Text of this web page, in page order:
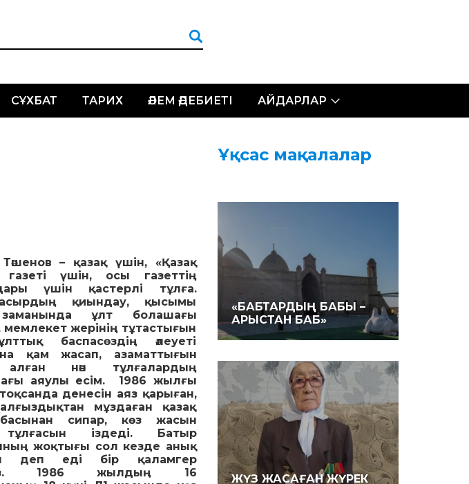
СҰХБАТ ТАРИХ ӘЛЕМ ӘДЕБИЕТІ АЙДАРЛАР
– қазақ үшін, «Қазақ
газеті үшін, осы газеттің
үшін қастерлі тұлға.
қиындау, қысымы
ұлт болашағы
жерінің тұтастығын
баспасөздің әлеуеті
қам жасап, азаматтығын
нән тұлғалардың
аяулы есім. 1986 жылғы
денесін аяз қарыған,
мұздаған қазақ
сипар, көз жасын
іздеді. Батыр
жоқтығы сол кезде анық
деп еді бір қаламгер
1986 жылдың 16
Ұқсас мақалалар
«БАБТАРДЫҢ БАБЫ –
АРЫСТАН БАБ»
ЖҮЗ ЖАСАҒАН ЖҮРЕК